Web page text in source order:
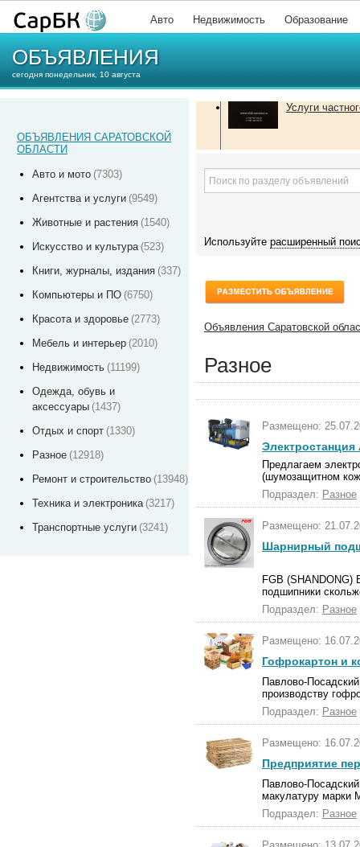
Авто Недвижимость Образование
ОБЪЯВЛЕНИЯ
сегодня понедельник, 10 августа
ОБЪЯВЛЕНИЯ САРАТОВСКОЙ
ОБЛАСТИ
Авто и мото (7303)
Агентства и услуги (9549)
Животные и растения (1540)
Искусство и культура (523)
Книги, журналы, издания (337)
Компьютеры и ПО (6750)
Красота и здоровье (2773)
Мебель и интерьер (2010)
Недвижимость (11199)
Одежда, обувь и
аксессуары (1437)
Отдых и спорт (1330)
Разное (12918)
Ремонт и строительство (13948)
Техника и электроника (3217)
Транспортные услуги (3241)
Услуги
Используйте расширенный
Объявления Саратовской
Разное
Размещено:
Предлагаем
(шумозащитном
Подраздел: Разное
Размещено:
Шарнирный
FGB (SHANDONG)
подшипники
Подраздел: Разное
Размещено:
Гофрокартон и
Павлово-
производству
Подраздел: Разное
Размещено:
Предприятие
Павлово-
макулатуру марки
Подраздел: Разное